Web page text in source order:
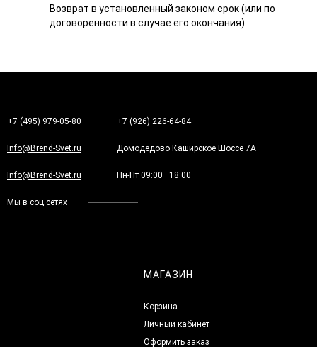
Возврат в установленный законом срок (или по
договоренности в случае его окончания)
+7 (495) 979-05-80 +7 (926) 226-64-84
Info@Brend-Svet.ru Домодедово Каширское Шоссе 7А
Info@Brend-Svet.ru Пн-Пт 09:00—18:00
Мы в соц.сетях
МАГАЗИН
Корзина
Личный кабинет
Оформить заказ